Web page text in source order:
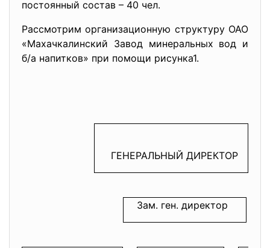
постоянный состав – 40 чел.
Рассмотрим организационную структуру ОАО
«Махачкалинский Завод минеральных вод и
б/а напитков» при помощи рисунка1.
ГЕНЕРАЛЬНЫЙ ДИРЕКТОР
Зам. ген. директор